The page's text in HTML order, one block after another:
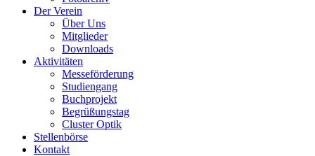
Der Verein
Über Uns
Mitglieder
Downloads
Aktivitäten
Messeförderung
Studiengang
Buchprojekt
Begrüßungstag
Cluster Optik
Stellenbörse
Kontakt